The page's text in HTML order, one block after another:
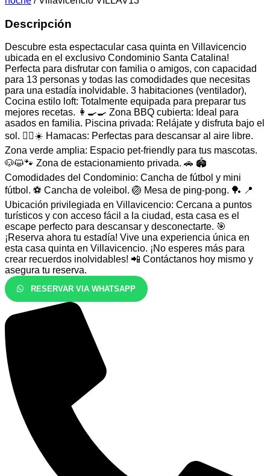
Descripción
Descubre esta espectacular casa quinta en Villavicencio
ubicada en el exclusivo Condominio Santa Catalina!
Perfecta para disfrutar con familia o amigos, con capacidad
para 13 personas y todas las comodidades que necesitas
para una estadía inolvidable. 3 habitaciones (ventilador),
Cocina estilo loft: Totalmente equipada para preparar tus
mejores recetas. 👩‍🍳🍳 Zona BBQ cubierta: Ideal para
asados en familia. Piscina privada: Relájate y disfruta bajo el
sol. 🏊‍♂️☀️ Hamacas: Perfectas para descansar al aire libre.
Zona verde amplia: Espacio pet-friendly para tus mascotas.
🐶😺🐾 Zona de estacionamiento privada. 🚗 🏟️
Comodidades del Condominio: Cancha de fútbol y mini
fútbol. ⚽️ Cancha de voleibol. 🏐 Mesa de ping-pong. 🏓 📍
Ubicación privilegiada en Villavicencio: Cercana a puntos
turísticos y con acceso fácil a la ciudad, esta casa es el
escape perfecto para descansar y desconectarte. 🎯
¡Reserva ahora tu estadía! Vive una experiencia única en
esta casa quinta en Villavicencio. ¡No esperes más para
crear recuerdos inolvidables! 📲 Contáctanos hoy mismo y
asegura tu reserva.
RESERVAR VIA WHATSAPP